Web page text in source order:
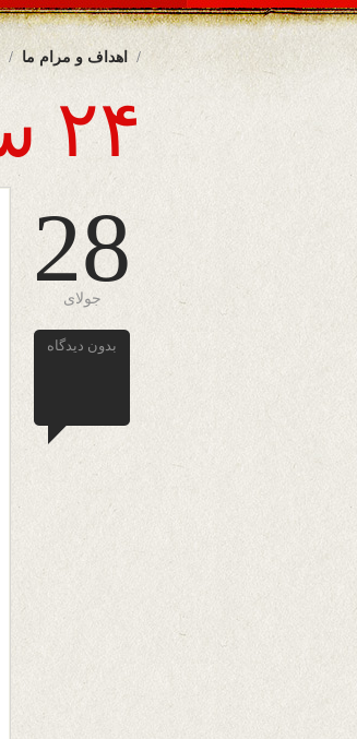
اهداف و مرام ما
۲۴ ساعت
28
جولای
بدون دیدگاه